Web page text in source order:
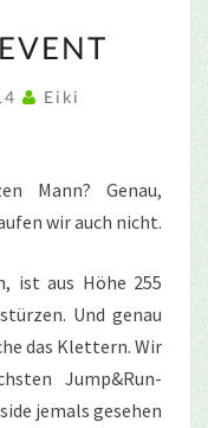
Eiki
Mann? Genau,
wir auch nicht.
ist aus Höhe 255
Und genau
das Klettern. Wir
Jump&Run-
jemals gesehen